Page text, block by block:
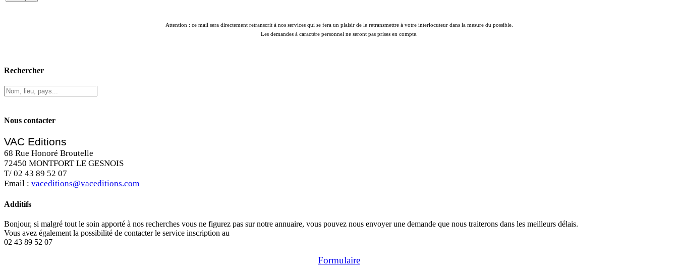
Attention : ce mail sera directement retranscrit à nos services qui se fera un plaisir de le retransmettre à votre interlocuteur dans la mesure du possible.
Les demandes à caractère personnel ne seront pas prises en compte.
Rechercher
Nous contacter
VAC Editions
68 Rue Honoré Broutelle
72450 MONTFORT LE GESNOIS
T/ 02 43 89 52 07
Email : vaceditions@vaceditions.com
Additifs
Bonjour, si malgré tout le soin apporté à nos recherches vous ne figurez pas sur notre annuaire, vous pouvez nous envoyer une demande que nous traiterons dans les meilleurs délais.
Vous avez également la possibilité de contacter le service inscription au
02 43 89 52 07
Formulaire